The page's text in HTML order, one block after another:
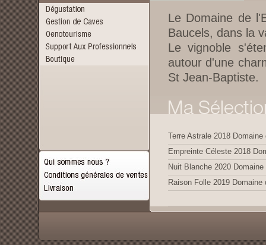
Le Domaine de
Baucels, dans la
Le vignoble
autour d'une
St Jean-Baptiste.
Terre Astrale 2018
Nuit Blanche 2020
Raison Folle 2019